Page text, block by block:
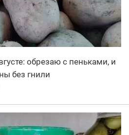
обрезаю с пеньками, и
без гнили